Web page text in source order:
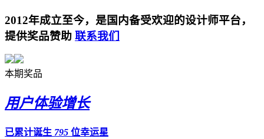
2012年成立至今，是国内备受欢迎的设计师平台，
提供奖品赞助 联系我们
本期奖品
用户体验增长
已累计诞生 795 位幸运星